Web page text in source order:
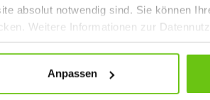
absolut notwendig sind. Sie können
Weitere Informationen zur
Anpassen